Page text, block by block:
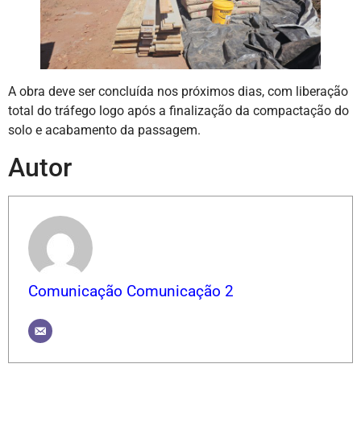
A obra deve ser concluída nos próximos dias, com liberação
total do tráfego logo após a finalização da compactação do
solo e acabamento da passagem.
Autor
Comunicação Comunicação 2